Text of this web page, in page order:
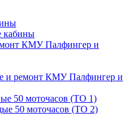
кабины
КМУ Палфингер и
и ремонт КМУ Палфингер и
50 моточасов (ТО 1)
50 моточасов (ТО 2)